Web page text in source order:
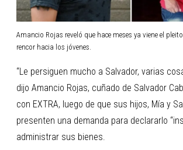
Amancio Rojas reveló que hace meses ya viene el
rencor hacia los jóvenes.
“Le persiguen mucho a Salvador, varias
dijo Amancio Rojas, cuñado de Salvador
con EXTRA, luego de que sus hijos, Mía y
presenten una demanda para declararlo
administrar sus bienes.